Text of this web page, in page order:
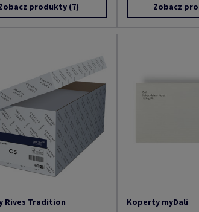
produkty (7) Zobacz
Rives Tradition
Koperty myDali